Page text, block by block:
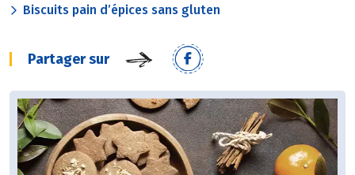
Biscuits pain d’épices sans gluten
Partager sur